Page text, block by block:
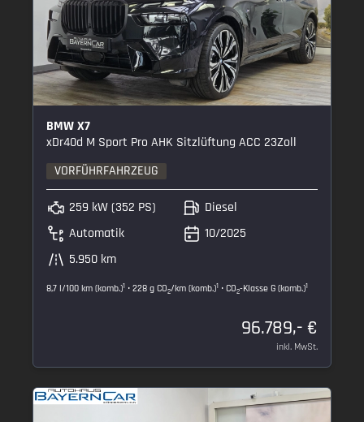
BMW X7
xDr40d M Sport Pro AHK Sitzlüftung ACC 23Zoll
VORFÜHRFAHRZEUG
259 kW (352 PS)
Automatik
5.950 km
Diesel
10/2025
8,7 l/100 km (komb.)1 • 228 g CO2/km (komb.)1 • CO2-Klasse G (komb.)1
96.789,- €
inkl. MwSt.